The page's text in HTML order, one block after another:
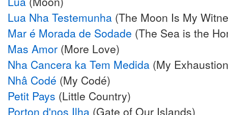
Lua Nha Testemunha (The Moon Is My
Mar é Morada de Sodade (The Sea is the
Mas Amor (More Love)
Nha Cancera ka Tem Medida (My
Nhâ Codé (My Codé)
Petit Pays (Little Country)
Porton d'nos Ilha (Gate of Our Islands)